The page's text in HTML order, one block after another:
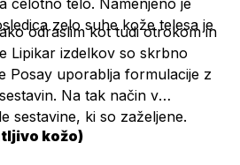
celotno telo. Namenjeno je
zelo suhe kože telesa je
odraslim kot tudi otrokom in
Lipikar izdelkov so skrbno
Posay uporablja formulacije z
Na tak način v
sestavine, ki so zaželjene.
kožo)